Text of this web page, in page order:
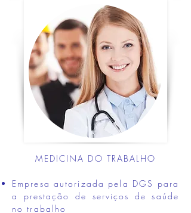
MEDICINA DO TRABALHO
Empresa autorizada pela DGS para
a prestação de serviços de saúde
no trabalho